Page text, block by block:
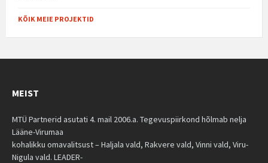
KÕIK MEIE PROJEKTID
MEIST
MTÜ Partnerid asutati 4. mail 2006.a. Tegevuspiirkond hõlmab nelja
Lääne-Virumaa
kohalikku omavalitsust – Haljala vald, Rakvere vald, Vinni vald, Viru-
Nigula vald. LEADER-